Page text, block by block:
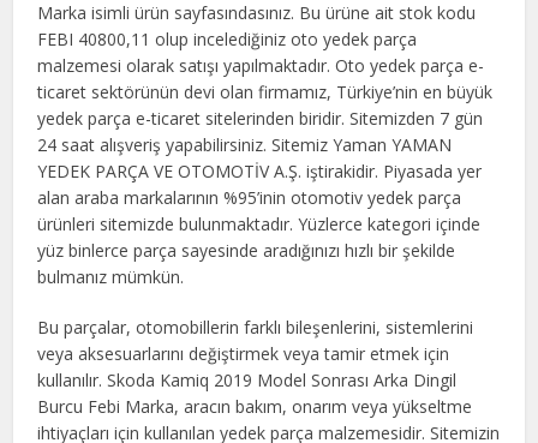
Marka isimli ürün sayfasındasınız. Bu ürüne ait stok kodu
FEBI 40800,11 olup incelediğiniz oto yedek parça
malzemesi olarak satışı yapılmaktadır. Oto yedek parça e-
ticaret sektörünün devi olan firmamız, Türkiye’nin en büyük
yedek parça e-ticaret sitelerinden biridir. Sitemizden 7 gün
24 saat alışveriş yapabilirsiniz. Sitemiz Yaman YAMAN
YEDEK PARÇA VE OTOMOTİV A.Ş. iştirakidir. Piyasada yer
alan araba markalarının %95’inin otomotiv yedek parça
ürünleri sitemizde bulunmaktadır. Yüzlerce kategori içinde
yüz binlerce parça sayesinde aradığınızı hızlı bir şekilde
bulmanız mümkün.
Bu parçalar, otomobillerin farklı bileşenlerini, sistemlerini
veya aksesuarlarını değiştirmek veya tamir etmek için
kullanılır. Skoda Kamiq 2019 Model Sonrası Arka Dingil
Burcu Febi Marka, aracın bakım, onarım veya yükseltme
ihtiyaçları için kullanılan yedek parça malzemesidir. Sitemizin